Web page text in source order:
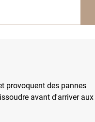
provoquent des pannes
avant d'arriver aux